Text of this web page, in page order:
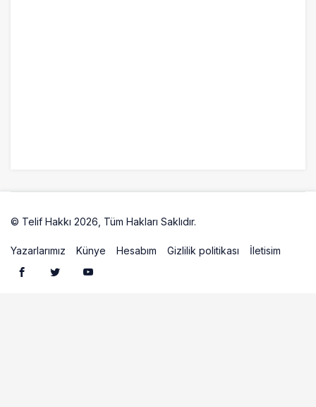
Yazarlarımız Künye Hesabım Gizlilik politikası